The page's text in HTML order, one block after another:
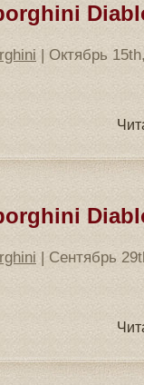
| Октябрь
| Сентябрь